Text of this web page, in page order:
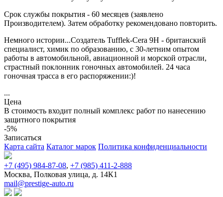
Срок службы покрытия - 60 месяцев (заявлено
Производителем). Затем обработку рекомендовано повторить.
Немного истории...Создатель Tufflek-Cera 9Н - британский
специалист, химик по образованию, с 30-летним опытом
работы в автомобильной, авиационной и морской отрасли,
страстный поклонник гоночных автомобилей. 24 часа
гоночная трасса в его распоряжении:)!
...
Цена
В стоимость входит полный комплекс работ по нанесению
защитного покрытия
-5%
Записаться
Карта сайта Каталог марок Политика конфиденциальности
+7 (495) 984-87-08, +7 (985) 411-2-888
Москва, Полковая улица, д. 14К1
mail@prestige-auto.ru